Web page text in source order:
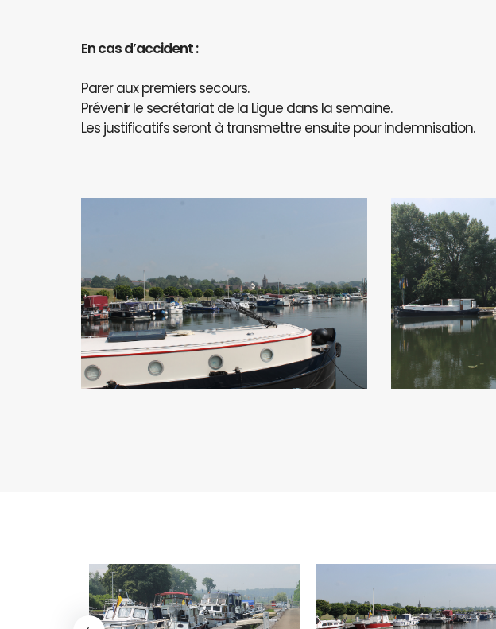
En cas d’accident :
Parer aux premiers secours.
Prévenir le secrétariat de la Ligue dans la semaine.
Les justificatifs seront à transmettre ensuite pour indemnisation.